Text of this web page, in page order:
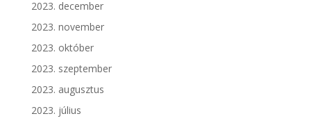
2023. december
2023. november
2023. október
2023. szeptember
2023. augusztus
2023. július